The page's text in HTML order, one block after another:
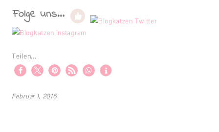
Teilen...
Februar 1, 2016